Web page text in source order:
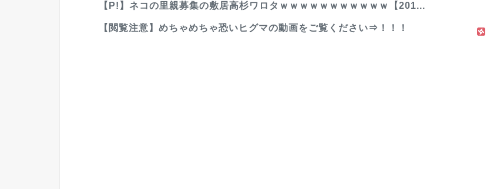
【P!】ネコの里親募集の敷居高杉ワロタｗｗｗｗｗｗｗｗｗｗｗ【201...
【閲覧注意】めちゃめちゃ恐いヒグマの動画をご覧ください⇒！！！